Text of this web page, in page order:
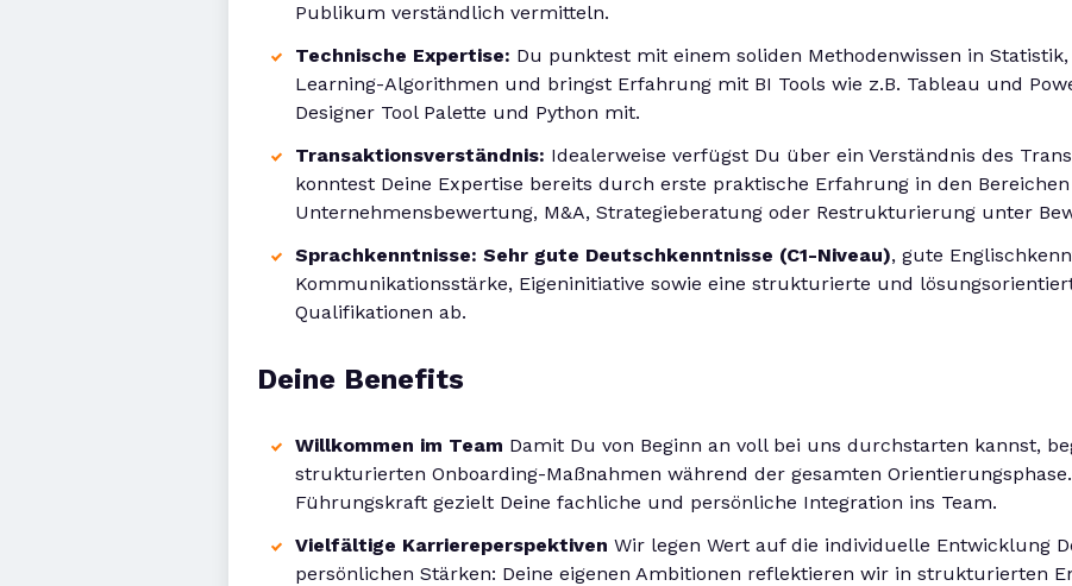
Publikum verständlich vermitteln.
Technische Expertise: Du punktest mit einem soliden Methodenwissen in
Learning-Algorithmen und bringst Erfahrung mit BI Tools wie z.B. Tableau und
Designer Tool Palette und Python mit.
Transaktionsverständnis: Idealerweise verfügst Du über ein Verständnis des
konntest Deine Expertise bereits durch erste praktische Erfahrung in den
Unternehmensbewertung, M&A, Strategieberatung oder Restrukturierung unter
Sprachkenntnisse: Sehr gute Deutschkenntnisse (C1-Niveau), gute
Kommunikationsstärke, Eigeninitiative sowie eine strukturierte und
Qualifikationen ab.
Deine Benefits
Willkommen im Team Damit Du von Beginn an voll bei uns durchstarten kannst,
strukturierten Onboarding-Maßnahmen während der gesamten
Führungskraft gezielt Deine fachliche und persönliche Integration ins Team.
Vielfältige Karriereperspektiven Wir legen Wert auf die individuelle Entwicklung
persönlichen Stärken: Deine eigenen Ambitionen reflektieren wir in strukturierten